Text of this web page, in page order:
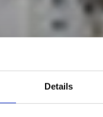
Details